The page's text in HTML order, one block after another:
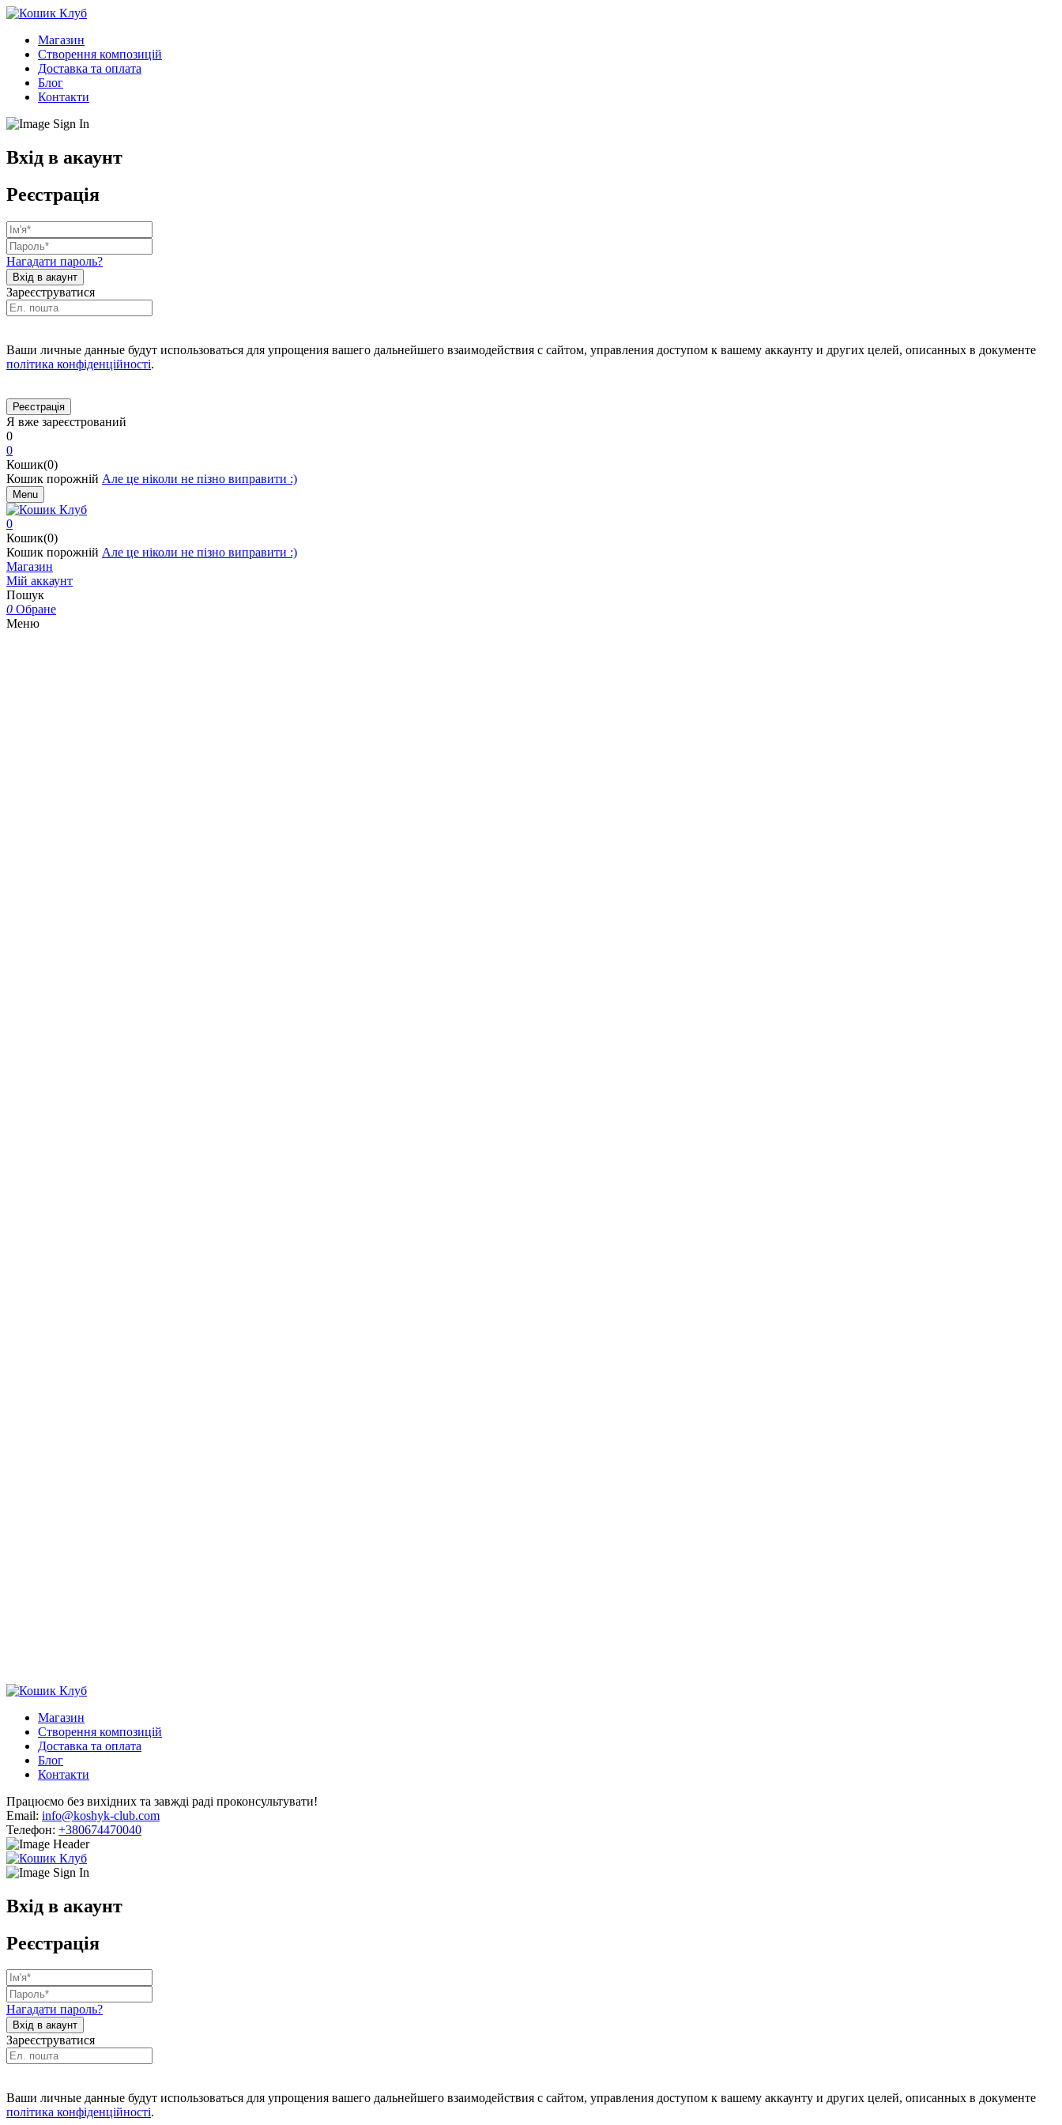
Магазин
Створення композицій
Доставка та оплата
Блог
Контакти
Вхід в акаунт
Реєстрація
Нагадати пароль?
Зареєструватися
Ваши личные данные будут использоваться для упрощения вашего дальнейшего взаимодействия с сайтом, управления доступом к вашему аккаунту и других целей, описанных в документе
політика конфіденційності.
Я вже зареєстрований
0
0
Кошик(0)
Кошик порожній Але це ніколи не пізно виправити :)
Menu
0
Кошик(0)
Кошик порожній Але це ніколи не пізно виправити :)
Магазин
Мій аккаунт
Пошук
0 Обране
Меню
Магазин
Створення композицій
Доставка та оплата
Блог
Контакти
Працюємо без вихідних та завжді раді проконсультувати!
Email: info@koshyk-club.com
Телефон: +380674470040
Вхід в акаунт
Реєстрація
Нагадати пароль?
Зареєструватися
Ваши личные данные будут использоваться для упрощения вашего дальнейшего взаимодействия с сайтом, управления доступом к вашему аккаунту и других целей, описанных в документе
політика конфіденційності.